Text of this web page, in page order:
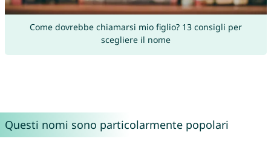
Come dovrebbe chiamarsi mio figlio? 13 consigli per
scegliere il nome
Questi nomi sono particolarmente popolari